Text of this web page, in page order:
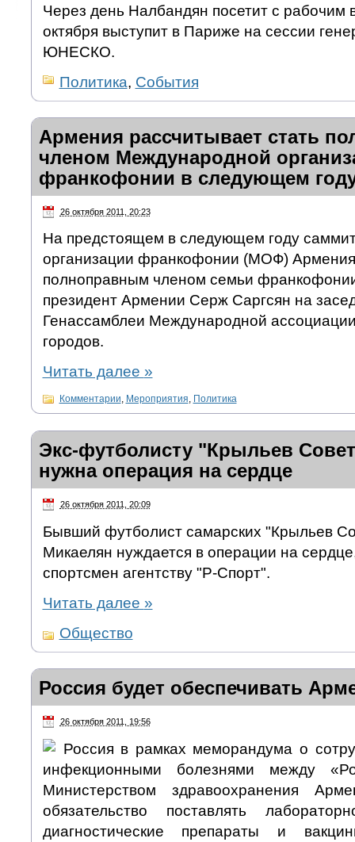
Через день Налбандян посетит с рабочим
октября выступит в Париже на сессии
ЮНЕСКО.
Политика, События
Армения рассчитывает стать
членом Международной
франкофонии в следующем
26 октября 2011, 20:23
На предстоящем в следующем году
организации франкофонии (МОФ) Армения
полноправным членом семьи
президент Армении Серж Саргсян на
Генассамблеи Международной
городов.
Читать далее »
Комментарии, Мероприятия, Политика
Экс-футболисту "Крыльев
нужна операция на сердце
26 октября 2011, 20:09
Бывший футболист самарских "Крыльев
Микаелян нуждается в операции на
спортсмен агентству "Р-Спорт".
Читать далее »
Общество
Россия будет обеспечивать
26 октября 2011, 19:56
Россия в рамках меморандума о
инфекционными болезнями между
Министерством здравоохранения
обязательство поставлять
диагностические препараты и